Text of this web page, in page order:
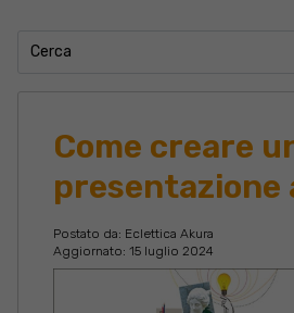
Come creare
presentazione
Postato da: Eclettica Akura
Aggiornato: 15 luglio 2024